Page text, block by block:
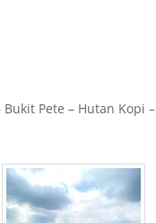
Pete – Hutan Kopi –